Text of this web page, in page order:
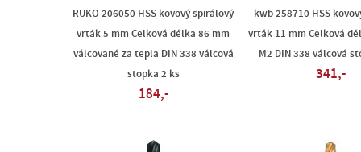
RUKO 206050 HSS kovový spirálový
vrták 5 mm Celková délka 86 mm
válcované za tepla DIN 338 válcová
stopka 2 ks
184,-
kwb 258710 HSS
vrták 11 mm Celková
M2 DIN 338 válcová
341,-